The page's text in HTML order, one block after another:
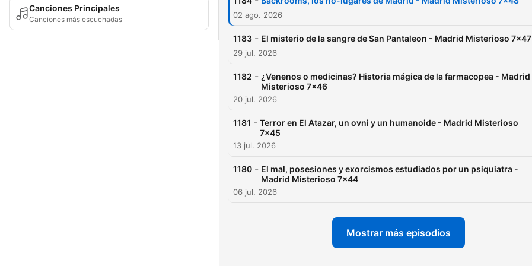
Canciones Principales
Canciones más escuchadas 02 ago. 2026
1183 - El misterio de la sangre de San Pantaleon - Madrid Misterioso 7x47
29 jul. 2026
1182 - ¿Venenos o medicinas? Historia mágica de la farmacopea - Madrid
Misterioso 7x46
20 jul. 2026
1181 - Terror en El Atazar, un ovni y un humanoide - Madrid Misterioso
7x45
13 jul. 2026
1180 - El mal, posesiones y exorcismos estudiados por un psiquiatra -
Madrid Misterioso 7x44
06 jul. 2026
Mostrar más episodios